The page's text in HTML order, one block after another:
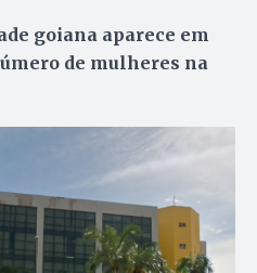
goiana aparece em
de mulheres na